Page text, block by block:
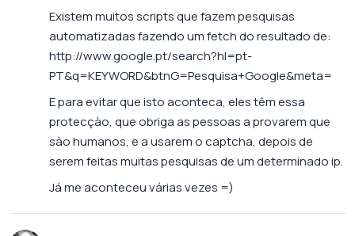
Existem muitos scripts que fazem pesquisas
automatizadas fazendo um fetch do resultado de:
http://www.google.pt/search?hl=pt-
PT&q=KEYWORD&btnG=Pesquisa+Google&meta=
E para evitar que isto aconteca, eles têm essa
protecçào, que obriga as pessoas a provarem que
sào humanos, e a usarem o captcha, depois de
serem feitas muitas pesquisas de um determinado ip.
Já me aconteceu várias vezes =)